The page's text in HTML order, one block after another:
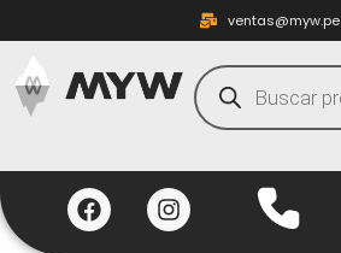
ventas@myw.pe